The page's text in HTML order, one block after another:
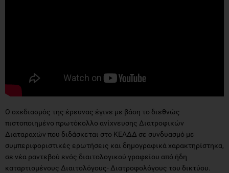
Ο σχεδιασμός της έρευνας έγινε με βάση το διεθνώς
πιστοποιημένο πρωτόκολλο ανίχνευσης Διατροφικών
Διαταραχών που διδάσκεται στο ΚΕΑΔΔ σε συνδυασμό με
συμπεριφοριστικές ερωτήσεις και δημογραφικά χαρακτηρίστηκα,
σε νέα ραντεβού ενός διαιτολογικού γραφείου από ήδη
καταρτισμένους Διαιτολόγους- Διατροφολόγους του δικτύου.